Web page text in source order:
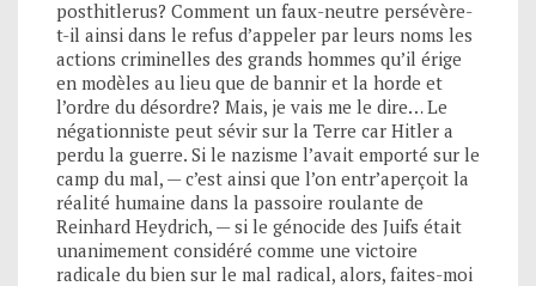
posthitlerus? Comment un faux-neutre persévère-
t-il ainsi dans le refus d’appeler par leurs noms les
actions criminelles des grands hommes qu’il érige
en modèles au lieu que de bannir et la horde et
l’ordre du désordre? Mais, je vais me le dire… Le
négationniste peut sévir sur la Terre car Hitler a
perdu la guerre. Si le nazisme l’avait emporté sur le
camp du mal, — c’est ainsi que l’on entr’aperçoit la
réalité humaine dans la passoire roulante de
Reinhard Heydrich, — si le génocide des Juifs était
unanimement considéré comme une victoire
radicale du bien sur le mal radical, alors, faites-moi